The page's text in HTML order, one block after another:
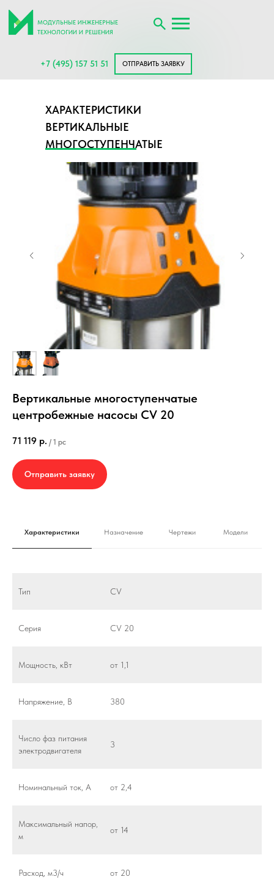
+7 (495) 157 51 51
МОДУЛЬНЫЕ ИНЖЕНЕРНЫЕ
ТЕХНОЛОГИИ И РЕШЕНИЯ
ОТПРАВИТЬ ЗАЯВКУ
ХАРАКТЕРИСТИКИ
ВЕРТИКАЛЬНЫЕ
МНОГОСТУПЕНЧАТЫЕ
ЦЕНТРОБЕЖНЫЕ НАСОСЫ
CV 20
Вертикальные многоступенчатые
центробежные насосы CV 20
71 119 р. / 1 pc
Отправить заявку
Характеристики Назначение Чертежи Модели
Тип CV
Серия CV 20
Мощность, кВт от 1,1
Напряжение, В 380
Число фаз питания
электродвигателя
3
Номинальный ток, А от 2,4
Максимальный напор,
м
от 14
Расход, м3/ч от 20